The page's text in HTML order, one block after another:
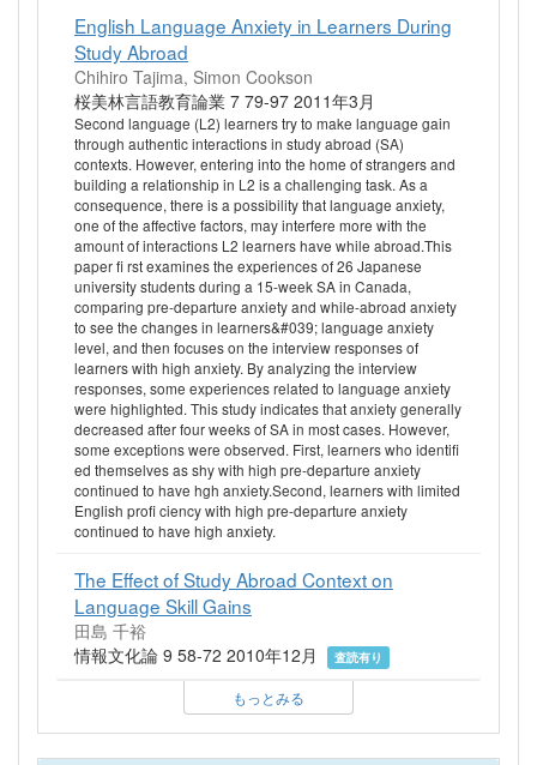
English Language Anxiety in Learners During
Study Abroad
Chihiro Tajima, Simon Cookson
桜美林言語教育論業 7 79-97 2011年3月
Second language (L2) learners try to make language gain
through authentic interactions in study abroad (SA)
contexts. However, entering into the home of strangers and
building a relationship in L2 is a challenging task. As a
consequence, there is a possibility that language anxiety,
one of the affective factors, may interfere more with the
amount of interactions L2 learners have while abroad.This
paper fi rst examines the experiences of 26 Japanese
university students during a 15-week SA in Canada,
comparing pre-departure anxiety and while-abroad anxiety
to see the changes in learners&#039; language anxiety
level, and then focuses on the interview responses of
learners with high anxiety. By analyzing the interview
responses, some experiences related to language anxiety
were highlighted. This study indicates that anxiety generally
decreased after four weeks of SA in most cases. However,
some exceptions were observed. First, learners who identifi
ed themselves as shy with high pre-departure anxiety
continued to have hgh anxiety.Second, learners with limited
English profi ciency with high pre-departure anxiety
continued to have high anxiety.
The Effect of Study Abroad Context on
Language Skill Gains
田島 千裕
情報文化論 9 58-72 2010年12月
査読有り
もっとみる